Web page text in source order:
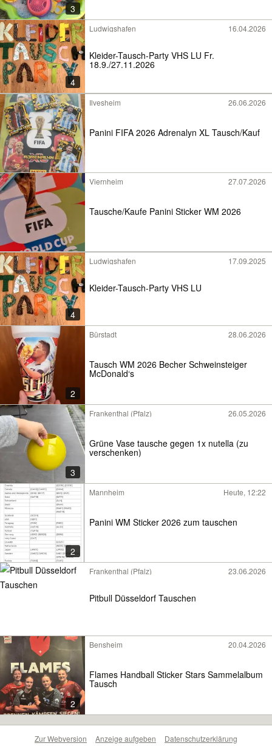
3
4
Ludwigshafen 16.04.2026
Kleider-Tausch-Party VHS LU Fr.
18.9./27.11.2026
Ilvesheim 26.06.2026
Panini FIFA 2026 Adrenalyn XL Tausch/Kauf
Viernheim 27.07.2026
Tausche/Kaufe Panini Sticker WM 2026
4
Ludwigshafen 17.09.2025
Kleider-Tausch-Party VHS LU
2
Bürstadt 28.06.2026
Tausch WM 2026 Becher Schweinsteiger
McDonald‘s
3
Frankenthal (Pfalz) 26.05.2026
Grüne Vase tausche gegen 1x nutella (zu
verschenken)
2
Mannheim Heute, 12:22
Panini WM Sticker 2026 zum tauschen
Frankenthal (Pfalz) 23.06.2026
Pitbull Düsseldorf Tauschen
2
Bensheim 20.04.2026
Flames Handball Sticker Stars Sammelalbum
Tausch
Zur Webversion Anzeige aufgeben Datenschutzerklärung